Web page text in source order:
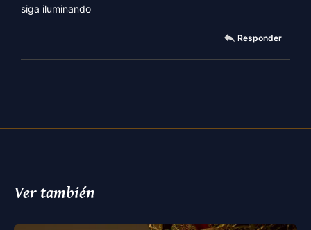
siga iluminando
Responder
Ver también